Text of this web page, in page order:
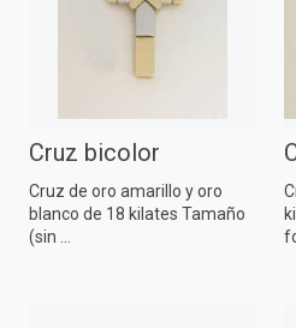
Cruz bicolor
Cruz de oro amarillo y oro
blanco de 18 kilates Tamaño
(sin ...